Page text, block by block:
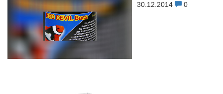
30.12.2014 0